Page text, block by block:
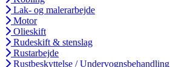
Lak- og malerarbejde
Motor
Olieskift
Rudeskift & stenslag
Rustarbejde
Rustbeskyttelse / Undervognsbehandling